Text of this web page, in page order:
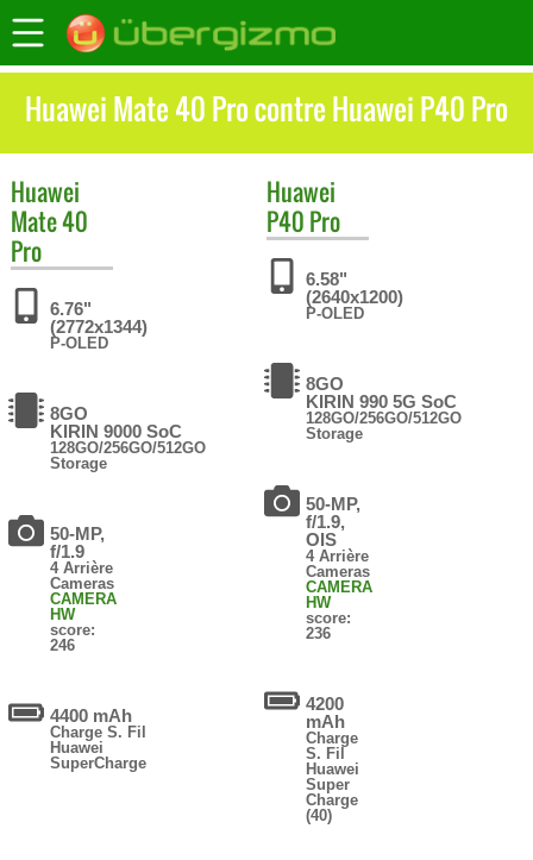
Huawei Mate 40 Pro contre Huawei P40 Pro
Huawei
Mate 40
Pro
6.76"
(2772x1344)
P-OLED
8GO
KIRIN 9000 SoC
128GO/256GO/512GO
Storage
50-MP,
f/1.9
4 Arrière
Cameras
CAMERA
HW
score:
246
4400 mAh
Charge S. Fil
Huawei
SuperCharge
Huawei
P40 Pro
6.58"
(2640x1200)
P-OLED
8GO
KIRIN 990 5G SoC
128GO/256GO/512GO
Storage
50-MP,
f/1.9,
OIS
4 Arrière
Cameras
CAMERA
HW
score:
236
4200
mAh
Charge
S. Fil
Huawei
Super
Charge
(40)